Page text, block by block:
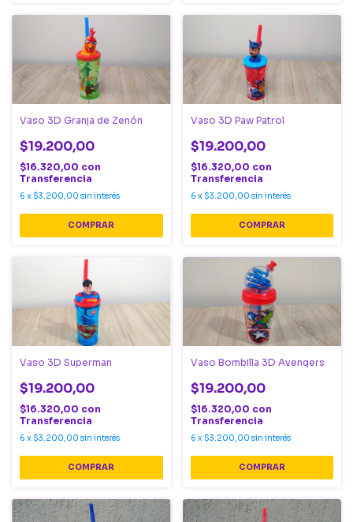
Vaso 3D Granja de Zenón
$19.200,00
$16.320,00 con
Transferencia
6 x $3.200,00 sin interés
Vaso 3D Paw Patrol
$19.200,00
$16.320,00 con
Transferencia
6 x $3.200,00 sin interés
Vaso 3D Superman
$19.200,00
$16.320,00 con
Transferencia
6 x $3.200,00 sin interés
Vaso Bombilla 3D Avengers
$19.200,00
$16.320,00 con
Transferencia
6 x $3.200,00 sin interés